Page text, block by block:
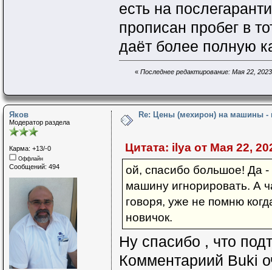
есть на
прописан пробег в
даёт более полную
« Последнее редактирование: Мая 22,
Яков
Модератор раздела
Карма: +13/-0
Оффлайн
Сообщений: 494
Re: Цены (мехирон) на машины -
Цитата: ilya от Мая 22,
ой, спасибо большое! Да
машину игнорировать. А
говоря, уже не помню
новичок.
Ну спасибо , что
Комментариий Buki